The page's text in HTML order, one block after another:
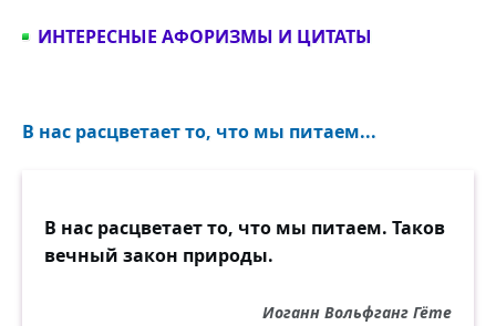
ИНТЕРЕСНЫЕ АФОРИЗМЫ И ЦИТАТЫ
В нас расцветает то, что мы питаем...
В нас расцветает то, что мы питаем. Таков
вечный закон природы.
Иоганн Вольфганг Гёте